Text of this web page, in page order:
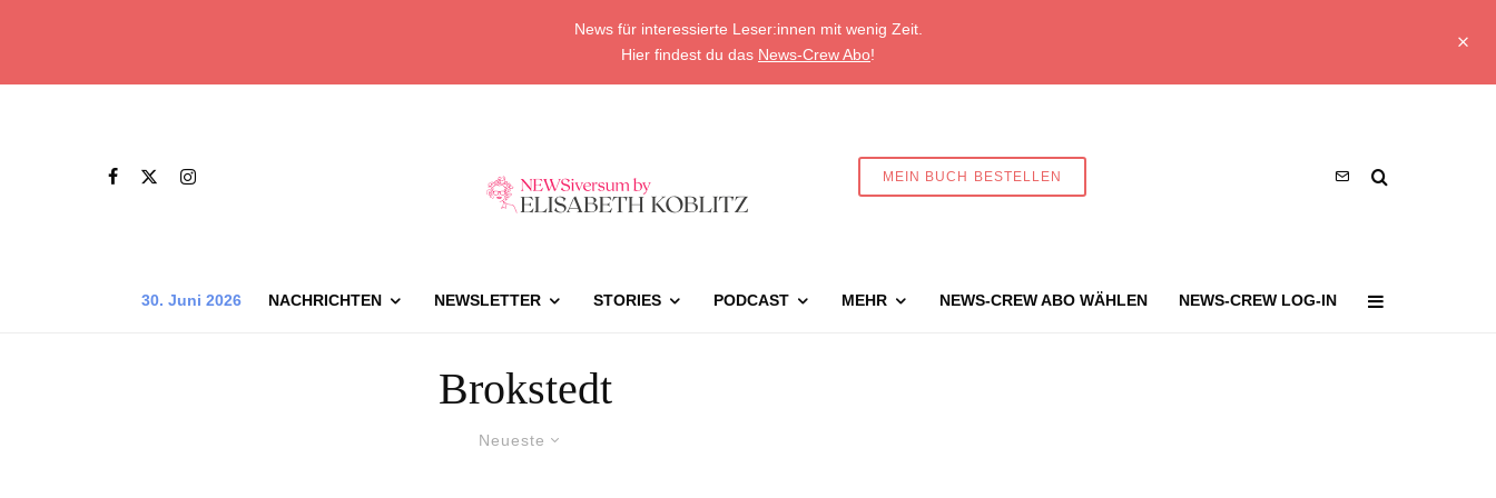
News für interessierte Leser:innen mit wenig Zeit.
Hier findest du das News-Crew Abo!
MEIN BUCH BESTELLEN
30. Juni 2026 NACHRICHTEN NEWSLETTER STORIES PODCAST MEHR NEWS-CREW ABO WÄHLEN NEWS-CREW LOG-IN
Brokstedt
Neueste